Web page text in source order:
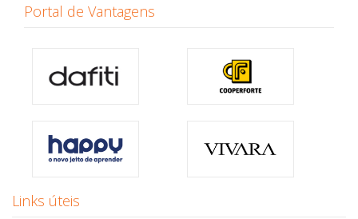
Portal de Vantagens
Links úteis